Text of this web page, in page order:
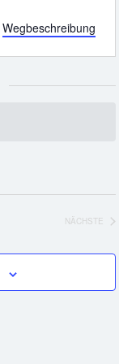
Wegbeschreibung
NÄCHSTE